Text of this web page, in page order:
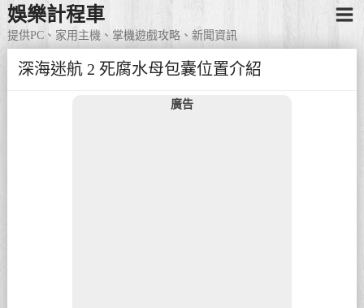
娛樂計程車
提供PC、家用主機、掌機遊戲攻略、新聞資訊
深海迷航 2 死腐水母包囊位置介紹
廣告